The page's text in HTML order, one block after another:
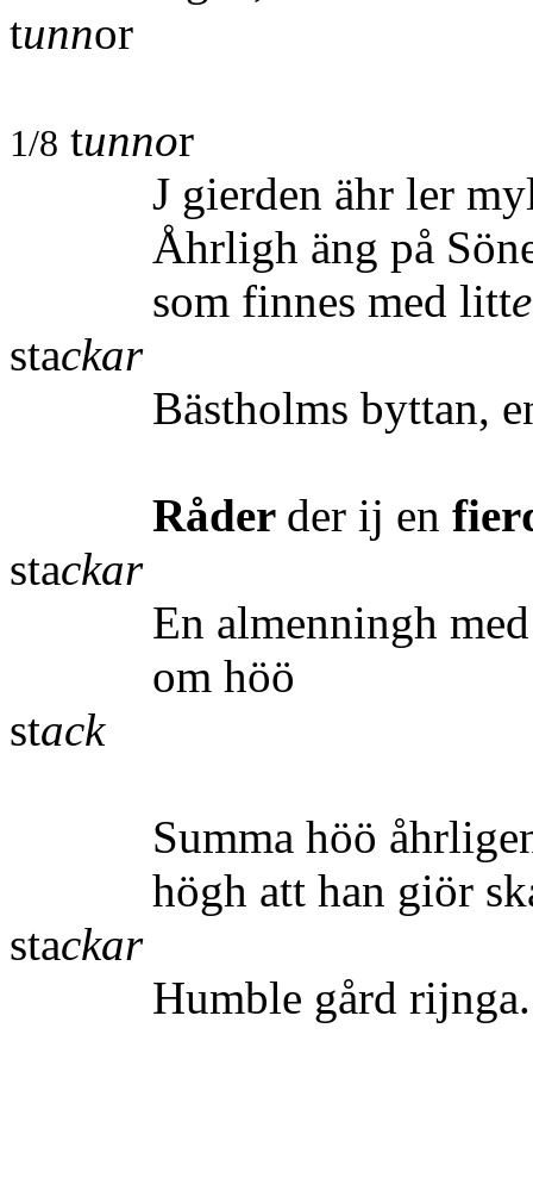
tunnor
1/8 tunnor
J gierden ähr ler
Åhrligh äng på Sönes
som finnes med litt
stackar
Bästholms byttan, en
Råder der ij en
stackar
En almenningh med
om
stack
Summa höö åhrligen
högh att han giör
stackar
Humble gård